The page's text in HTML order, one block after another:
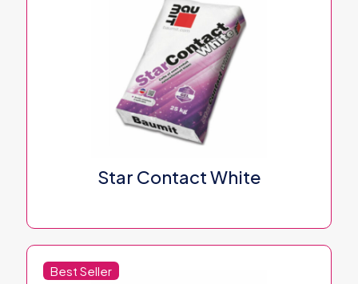
Star Contact White
Best Seller